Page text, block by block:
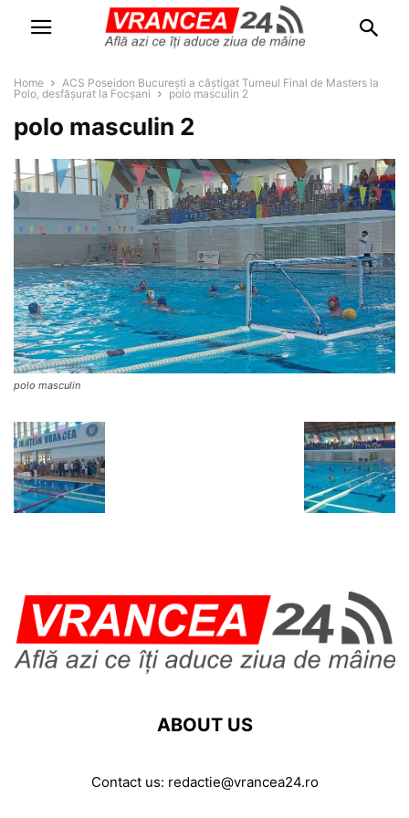
Home
ACS Poseidon București a câștigat Turneul Final de Masters la
Polo, desfășurat la Focșani
polo masculin 2
polo masculin 2
polo masculin
ABOUT US
Contact us: redactie@vrancea24.ro